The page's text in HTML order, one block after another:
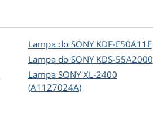
Lampa do SONY KDF-E50A11E
Lampa do SONY KDS-55A2000
Lampa SONY XL-2400
(A1127024A)